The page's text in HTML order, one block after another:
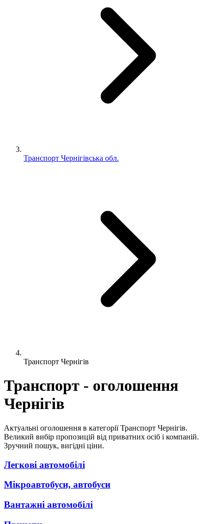
Транспорт Чернігівська обл.
Транспорт Чернігів
Транспорт - оголошення
Чернігів
Актуальні оголошення в категорії Транспорт Чернігів.
Великий вибір пропозицій від приватних осіб і компаній.
Зручний пошук, вигідні ціни.
Легкові автомобілі
Мікроавтобуси, автобуси
Вантажні автомобілі